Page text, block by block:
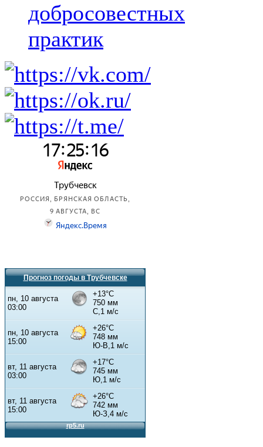
добросовестных
практик
Прогноз погоды в Трубчевске